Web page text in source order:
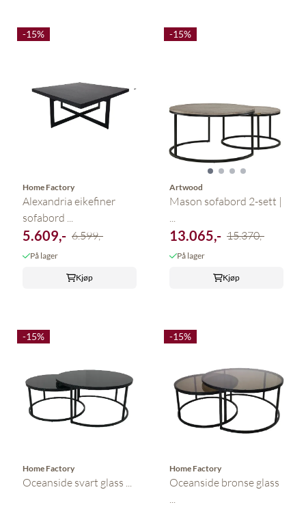
-15%
Home Factory
Alexandria eikefiner
sofabord ...
5.609,- 6.599,-
På lager
Kjøp
-15%
Artwood
Mason sofabord 2-sett |
13.065,- 15.370,-
På lager
Kjøp
-15%
Home Factory
Oceanside svart glass ...
-15%
Home Factory
Oceanside bronse glass